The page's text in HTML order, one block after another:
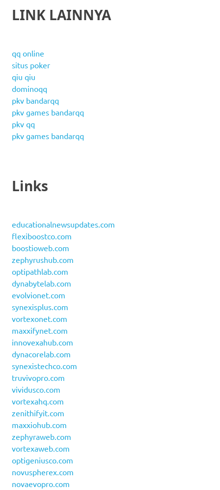
LINK LAINNYA
qq online
situs poker
qiu qiu
dominoqq
pkv bandarqq
pkv games bandarqq
pkv qq
pkv games bandarqq
Links
educationalnewsupdates.com
flexiboostco.com
boostioweb.com
zephyrushub.com
optipathlab.com
dynabytelab.com
evolvionet.com
synexisplus.com
vortexonet.com
maxxifynet.com
innovexahub.com
dynacorelab.com
synexistechco.com
truvivopro.com
vividusco.com
vortexahq.com
zenithifyit.com
maxxiohub.com
zephyraweb.com
vortexaweb.com
optigeniusco.com
novuspherex.com
novaevopro.com